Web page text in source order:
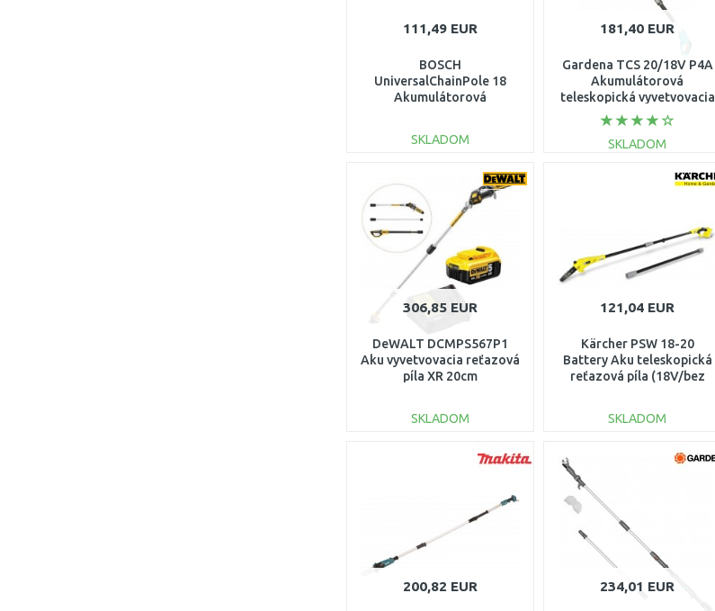
111,49 EUR
BOSCH
UniversalChainPole 18
Akumulátorová
SKLADOM
DO KOŠÍKA
Porovnať
181,40 EUR
Gardena TCS 20/18V P4A
Akumulátorová
teleskopická vyvetvovacia
pílka, sada 14770-20
SKLADOM
DO KOŠÍKA
306,85 EUR
DeWALT DCMPS567P1
Aku vyvetvovacia reťazová
píla XR 20cm
SKLADOM
DO KOŠÍKA
121,04 EUR
Kärcher PSW 18-20
Battery Aku teleskopická
reťazová píla (18V/bez
SKLADOM
DO KOŠÍKA
200,82 EUR 234,01 EUR